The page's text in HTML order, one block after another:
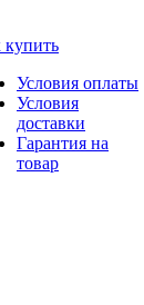
купить
Условия оплаты
Условия
доставки
Гарантия на
товар